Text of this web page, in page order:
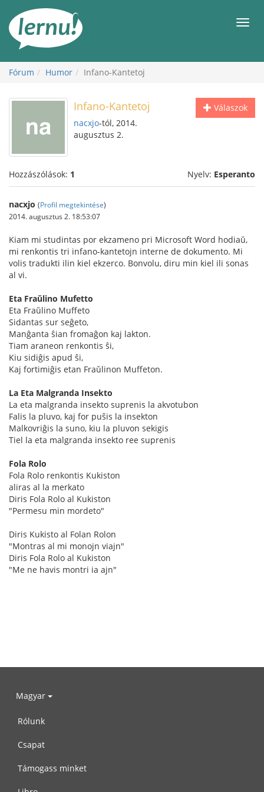
Fórum Humor Infano-Kantetoj
Válaszok
Infano-Kantetoj
nacxjo-tól, 2014.
augusztus 2.
Hozzászólások: 1 Nyelv: Esperanto
nacxjo (Profil megtekintése)
2014. augusztus 2. 18:53:07
Kiam mi studintas por ekzameno pri Microsoft Word hodiaŭ,
mi renkontis tri infano-kantetojn interne de dokumento. Mi
volis tradukti ilin kiel ekzerco. Bonvolu, diru min kiel ili sonas
al vi.
Eta Fraŭlino Mufetto
Eta Fraŭlino Muffeto
Sidantas sur seĝeto,
Manĝanta ŝian fromaĝon kaj lakton.
Tiam araneon renkontis ŝi,
Kiu sidiĝis apud ŝi,
Kaj fortimiĝis etan Fraŭlinon Muffeton.
La Eta Malgranda Insekto
La eta malgranda insekto suprenis la akvotubon
Falis la pluvo, kaj for puŝis la insekton
Malkovriĝis la suno, kiu la pluvon sekigis
Tiel la eta malgranda insekto ree suprenis
Fola Rolo
Fola Rolo renkontis Kukiston
aliras al la merkato
Diris Fola Rolo al Kukiston
"Permesu min mordeto"
Diris Kukisto al Folan Rolon
"Montras al mi monojn viajn"
Diris Fola Rolo al Kukiston
"Me ne havis montri ia ajn"
Magyar
Rólunk
Csapat
Támogass minket